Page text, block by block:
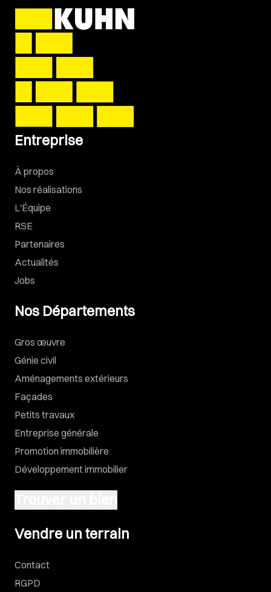
Entreprise
À propos
Nos réalisations
L'Équipe
RSE
Partenaires
Actualités
Jobs
Nos Départements
Gros œuvre
Génie civil
Aménagements extérieurs
Façades
Petits travaux
Entreprise générale
Promotion immobilière
Développement immobilier
Vendre un terrain
Contact
RGPD